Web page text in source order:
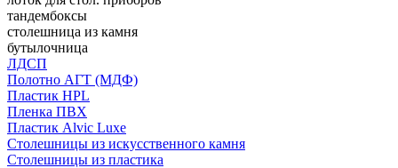
тандембоксы
столешница из камня
бутылочница
ЛДСП
Полотно АГТ (МДФ)
Пластик HPL
Пленка ПВХ
Пластик Alvic Luxe
Столешницы из искусственного камня
Столешницы из пластика